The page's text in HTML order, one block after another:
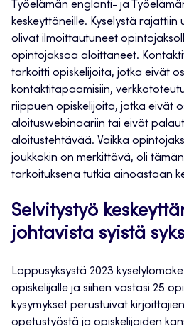
Työelämän englanti- ja
keskeyttäneille. Kyselystä rajattiin
olivat ilmoittautuneet
opintojaksoa aloittaneet.
tarkoitti opiskelijoita, jotka eivät
kontaktitapaamisiin,
riippuen opiskelijoita, jotka eivät
aloituswebinaariin tai eivät
aloitustehtävää. Vaikka
joukkokin on merkittävä, oli
tarkoituksena tutkia ainoastaan
Selvitystyö
johtavista syistä
Loppusyksystä 2023
opiskelijalle ja siihen vastasi 25
kysymykset perustuivat
opetustyöstä ja opiskelijoiden